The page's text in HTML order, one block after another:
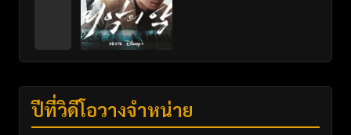
ปีที่วิดีโอวางจำหน่าย